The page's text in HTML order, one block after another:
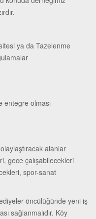
ya da Tazelenme
entegre olması
alanlar
gece çalışabilecekleri
spor-sanat
öncülüğünde yeni iş
sağlanmalıdır. Köy